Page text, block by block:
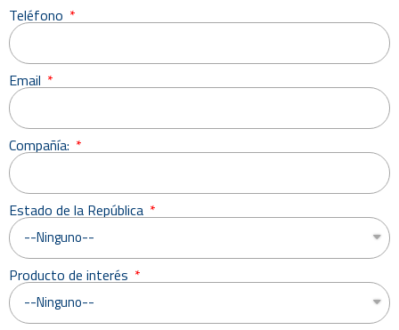
Teléfono
Email
Compañía:
Estado de la República
Producto de interés